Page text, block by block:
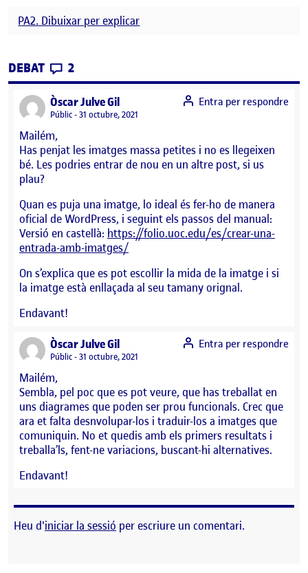
PA2. Dibuixar per explicar
DEBAT CONTRIBUTIONS
2EL PAC 2: ESBOSSOS I MAPES MENTALS
Òscar Julve Gilsays:
Visibilitat:
Públic 31 octubre, 2021
Mailém,
Has penjat les imatges massa petites i no es llegeixen
bé. Les podries entrar de nou en un altre post, si us
plau?
Quan es puja una imatge, lo ideal és fer-ho de manera
oficial de WordPress, i seguint els passos del manual:
Versió en castellà: https://folio.uoc.edu/es/crear-una-
entrada-amb-imatges/
On s’explica que es pot escollir la mida de la imatge i si
la imatge està enllaçada al seu tamany orignal.
Endavant!
Entra per respondre
Òscar Julve Gilsays:
Visibilitat:
Públic 31 octubre, 2021
Mailém,
Sembla, pel poc que es pot veure, que has treballat en
uns diagrames que poden ser prou funcionals. Crec que
ara et falta desnvolupar-los i traduir-los a imatges que
comuniquin. No et quedis amb els primers resultats i
treballa’ls, fent-ne variacions, buscant-hi alternatives.
Endavant!
Entra per respondre
Heu d'iniciar la sessió per escriure un comentari.